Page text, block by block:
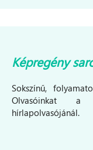
Képregény
Sokszínű,
Olvasóinkat a
hírlapolvasójánál.